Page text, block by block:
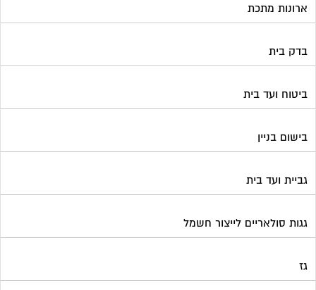
ארונות מתכת
בדק בית
ביטוח ועד בית
בישום בניין
גביית ועד בית
גגות סולאריים לייצור חשמל
גז